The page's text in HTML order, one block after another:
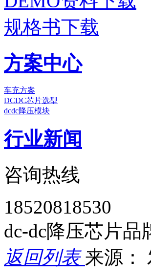
规格书下载
方案中心
车充方案
DCDC芯片选型
dcdc降压模块
行业新闻
咨询热线
18520818530
dc-dc降压芯片品
返回列表来源：